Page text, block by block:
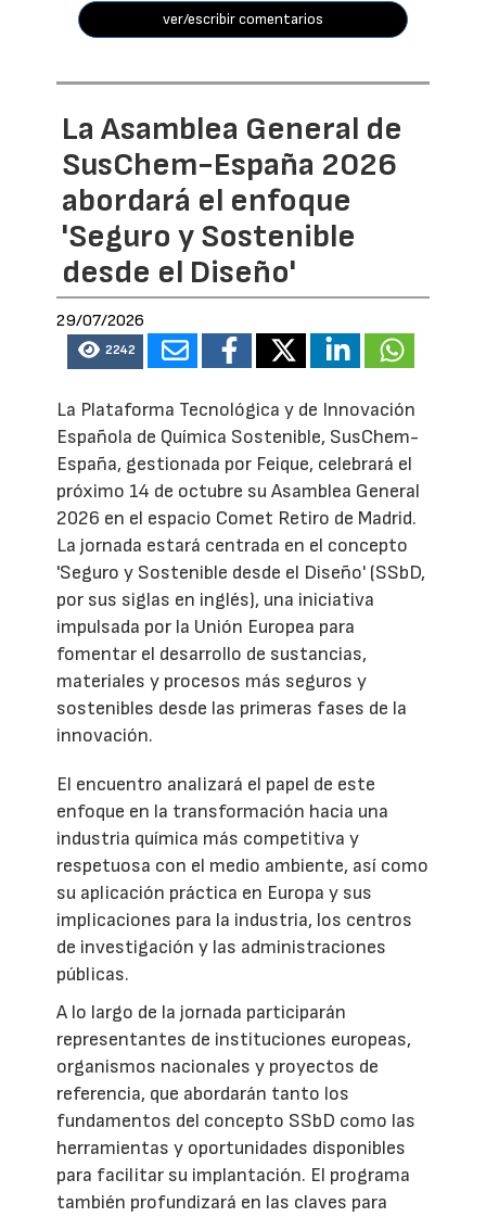
ver/escribir comentarios
La Asamblea General de
SusChem-España 2026
abordará el enfoque
'Seguro y Sostenible
desde el Diseño'
29/07/2026
2242
La Plataforma Tecnológica y de Innovación
Española de Química Sostenible, SusChem-
España, gestionada por Feique, celebrará el
próximo 14 de octubre su Asamblea General
2026 en el espacio Comet Retiro de Madrid.
La jornada estará centrada en el concepto
'Seguro y Sostenible desde el Diseño' (SSbD,
por sus siglas en inglés), una iniciativa
impulsada por la Unión Europea para
fomentar el desarrollo de sustancias,
materiales y procesos más seguros y
sostenibles desde las primeras fases de la
innovación.
El encuentro analizará el papel de este
enfoque en la transformación hacia una
industria química más competitiva y
respetuosa con el medio ambiente, así como
su aplicación práctica en Europa y sus
implicaciones para la industria, los centros
de investigación y las administraciones
públicas.
A lo largo de la jornada participarán
representantes de instituciones europeas,
organismos nacionales y proyectos de
referencia, que abordarán tanto los
fundamentos del concepto SSbD como las
herramientas y oportunidades disponibles
para facilitar su implantación. El programa
también profundizará en las claves para